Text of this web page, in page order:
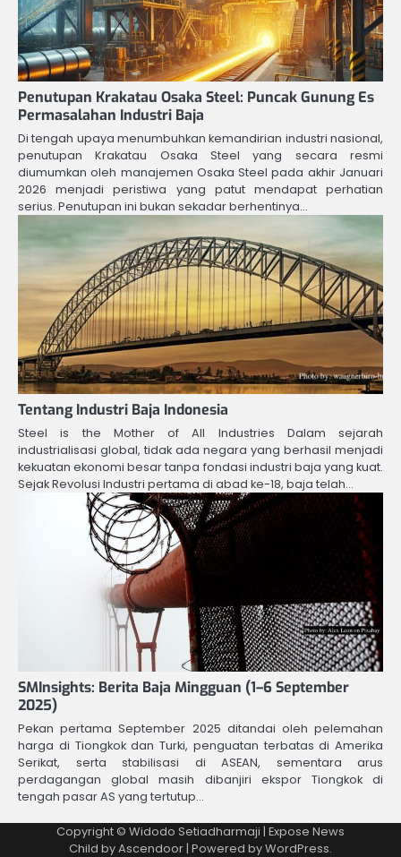
Penutupan Krakatau Osaka Steel: Puncak Gunung Es
Permasalahan Industri Baja
Di tengah upaya menumbuhkan kemandirian industri nasional,
penutupan Krakatau Osaka Steel yang secara resmi
diumumkan oleh manajemen Osaka Steel pada akhir Januari
2026 menjadi peristiwa yang patut mendapat perhatian
serius. Penutupan ini bukan sekadar berhentinya…
Tentang Industri Baja Indonesia
Steel is the Mother of All Industries Dalam sejarah
industrialisasi global, tidak ada negara yang berhasil menjadi
kekuatan ekonomi besar tanpa fondasi industri baja yang kuat.
Sejak Revolusi Industri pertama di abad ke-18, baja telah…
SMInsights: Berita Baja Mingguan (1–6 September
2025)
Pekan pertama September 2025 ditandai oleh pelemahan
harga di Tiongkok dan Turki, penguatan terbatas di Amerika
Serikat, serta stabilisasi di ASEAN, sementara arus
perdagangan global masih dibanjiri ekspor Tiongkok di
tengah pasar AS yang tertutup…
Copyright © Widodo Setiadharmaji | Expose News
Child byAscendoor| Powered byWordPress.